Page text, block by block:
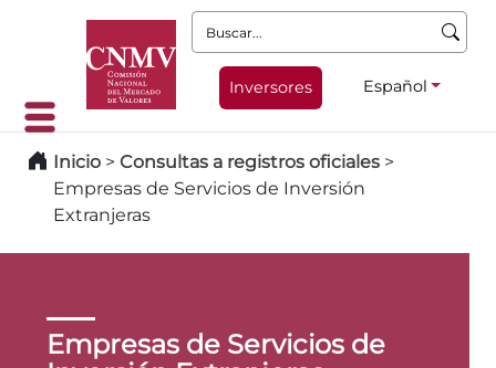
Buscar:
Inversores Español
Inicio > Consultas a registros oficiales >
Empresas de Servicios de Inversión
Extranjeras
Empresas de Servicios de